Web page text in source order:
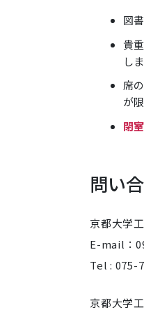
図
貴
し
席
が
閉
問い
京都大学
E-mail：
Tel : 075-
京都大学